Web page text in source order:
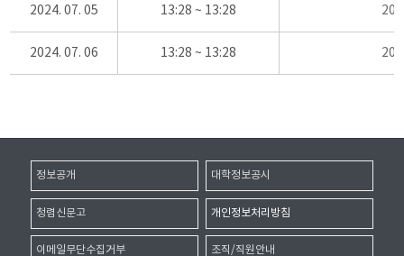
2024. 07. 05 13:28 ~ 13:28
2024. 07. 06 13:28 ~ 13:28
정보공개 대학정보공시
청렴신문고 개인정보처리방침
이메일무단수집거부 조직/직원안내